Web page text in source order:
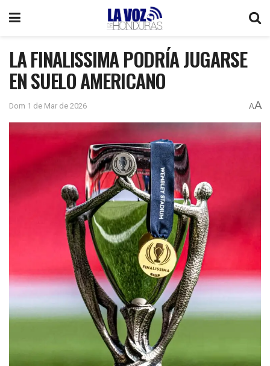
LA FINALISSIMA PODRÍA JUGARSE
EN SUELO AMERICANO
Dom 1 de Mar de 2026 AA